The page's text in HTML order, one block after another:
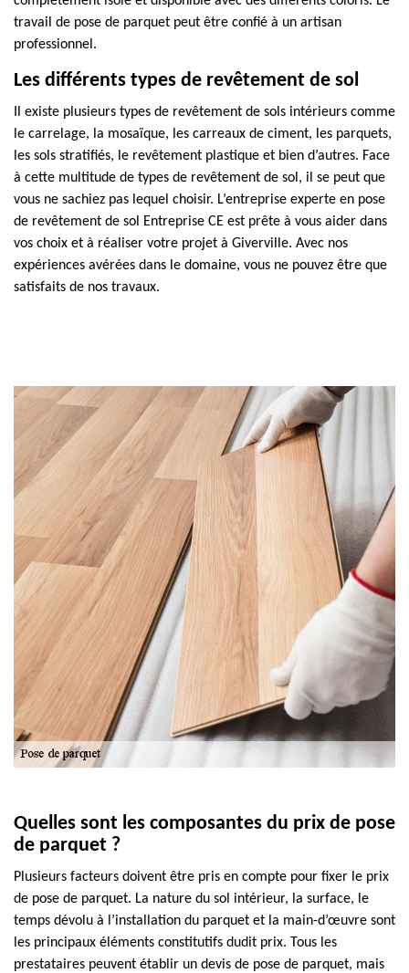
travail de pose de parquet peut être confié à un artisan
professionnel.
Les différents types de revêtement de sol
Il existe plusieurs types de revêtement de sols intérieurs comme
le carrelage, la mosaïque, les carreaux de ciment, les parquets,
les sols stratifiés, le revêtement plastique et bien d’autres. Face
à cette multitude de types de revêtement de sol, il se peut que
vous ne sachiez pas lequel choisir. L’entreprise experte en pose
de revêtement de sol Entreprise CE est prête à vous aider dans
vos choix et à réaliser votre projet à Giverville. Avec nos
expériences avérées dans le domaine, vous ne pouvez être que
satisfaits de nos travaux.
Quelles sont les composantes du prix de pose
de parquet ?
Plusieurs facteurs doivent être pris en compte pour fixer le prix
de pose de parquet. La nature du sol intérieur, la surface, le
temps dévolu à l’installation du parquet et la main-d’œuvre sont
les principaux éléments constitutifs dudit prix. Tous les
prestataires peuvent établir un devis de pose de parquet, mais